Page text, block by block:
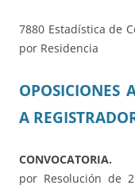
7880 Estadística de
por Residencia
OPOSICIONES
A
CONVOCATORIA.
por Resolución de